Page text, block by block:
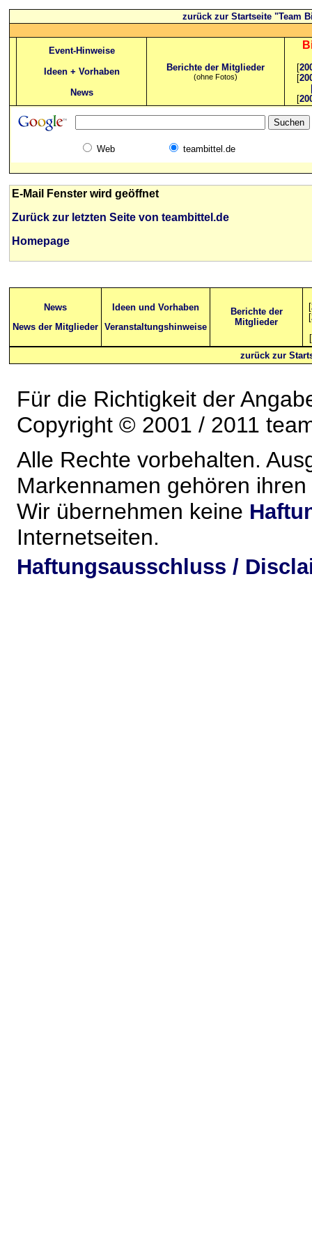
zurück zur Startseite "Team
Event-Hinweise
Ideen + Vorhaben
News
Berichte der Mitglieder
(ohne Fotos)
[
[
[
Web teambittel.de
E-Mail Fenster wird geöffnet
Zurück zur letzten Seite von teambittel.de
Homepage
News
News der Mitglieder
Ideen und Vorhaben
Veranstaltungshinweise
Berichte der
Mitglieder
[
[
[
zurück zur
Für die Richtigkeit der
Copyright © 2001 / 2011
Alle Rechte vorbehalten.
Markennamen gehören
Wir übernehmen keine
Internetseiten.
Haftungsausschluss /